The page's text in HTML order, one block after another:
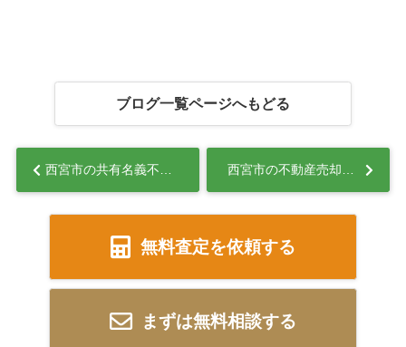
ブログ一覧ページへもどる
無料査定を依頼する
まずは無料相談する